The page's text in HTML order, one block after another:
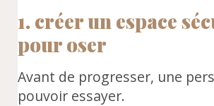
1. créer un espace
pour oser
Avant de progresser, une
pouvoir essayer.